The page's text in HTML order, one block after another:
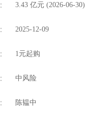
3.43 亿元 (2026-06-30)
2025-12-09
1元起购
中风险
陈韫中